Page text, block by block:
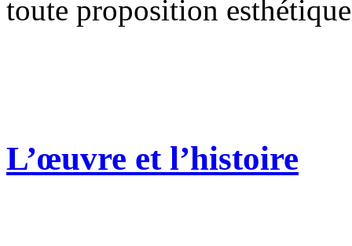
toute proposition
L’œuvre et l’histoire